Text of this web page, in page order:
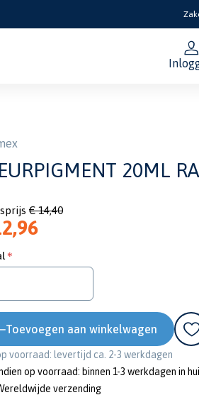
20ML
€ 14,40
Toevoegen aan winkelwagen
voorraad: levertijd ca. 2-3 werkdagen
op voorraad: binnen 1-3 werkdagen in
verzending